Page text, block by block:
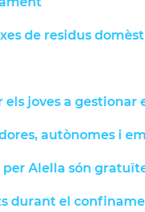
de residus
joves a
autònomes i
per Alella són
durant el